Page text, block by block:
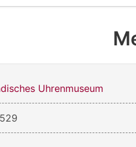
Uhrenmuseum